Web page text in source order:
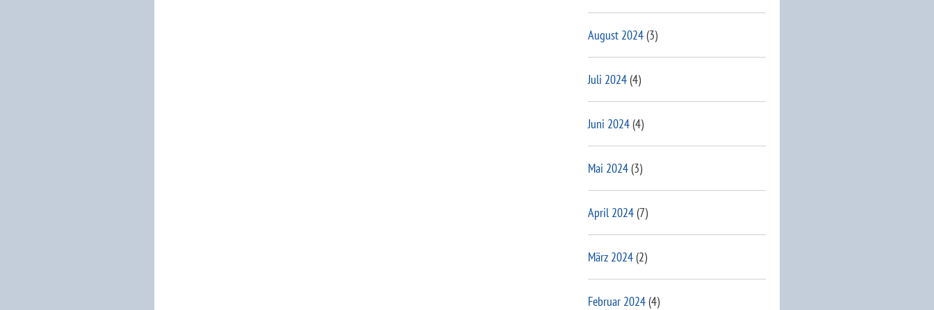
August 2024(3)
Juli 2024(4)
Juni 2024(4)
Mai 2024(3)
April 2024(7)
März 2024(2)
Februar 2024(4)